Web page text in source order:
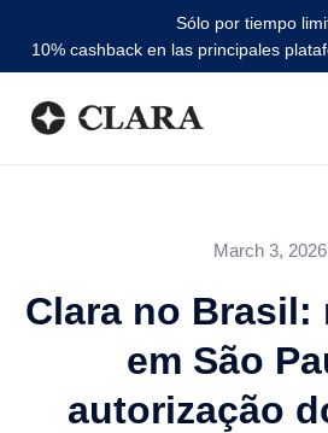
Sólo por tiempo
10% cashback en las principales
March 3, 2026
Clara no Brasil:
em São
autorização